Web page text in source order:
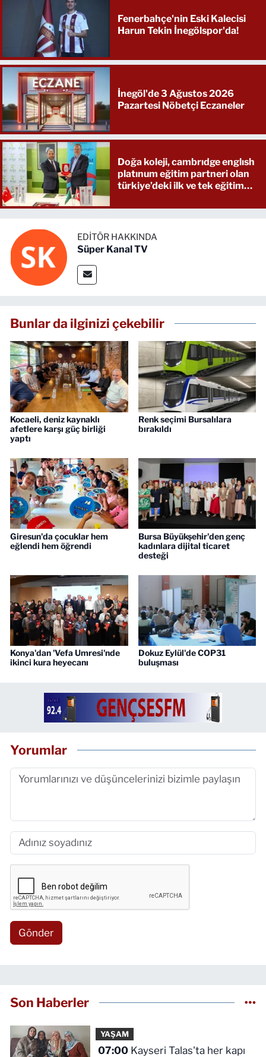
Fenerbahçe'nin Eski Kalecisi
Harun Tekin İnegölspor'da!
İnegöl'de 3 Ağustos 2026
Pazartesi Nöbetçi Eczaneler
Doğa koleji, cambrıdge englısh
platınum eğitim partneri olan
türkiye’deki ilk ve tek eğitim
EDITÖR HAKKINDA
Süper Kanal TV
Bunlar da ilginizi çekebilir
Kocaeli, deniz kaynaklı
afetlere karşı güç birliği
yaptı
Renk seçimi Bursalılara
bırakıldı
Giresun'da çocuklar hem
eğlendi hem öğrendi
Bursa Büyükşehir'den genç
kadınlara dijital ticaret
desteği
Konya'dan 'Vefa Umresi'nde
ikinci kura heyecanı
Dokuz Eylül'de COP31
buluşması
Yorumlar
Gönder
Son Haberler
YAŞAM
07:00Kayseri Talas'ta her kapı